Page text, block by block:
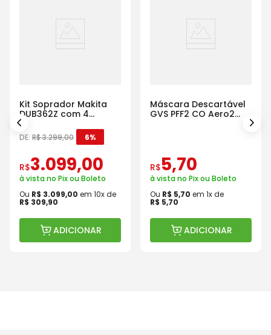
Kit Soprador Makita
DUB362Z com 4
Baterias Carregador e
Maleta
DE: R$3.299,00 6%
R$3.099,00
à vista no Pix ou Boleto
Ou R$ 3.099,00 em 10x de
R$ 309,90
ADICIONAR
Máscara Descartável
GVS PFF2 CO Aero2
R$5,70
à vista no Pix ou Boleto
Ou R$ 5,70 em 1x de
R$ 5,70
ADICIONAR